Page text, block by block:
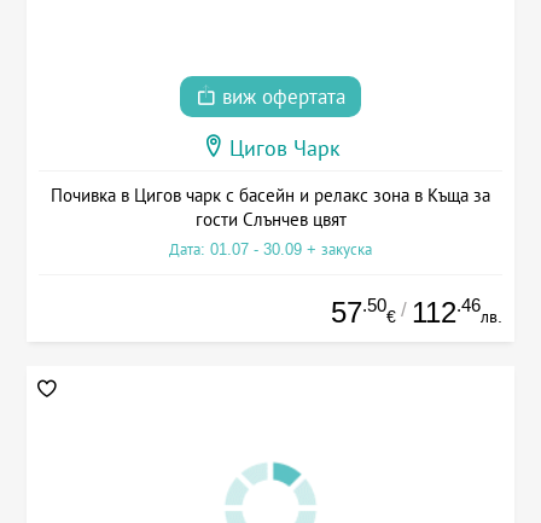
виж офертата
Цигов Чарк
Почивка в Цигов чарк с басейн и релакс зона в Къща за
гости Слънчев цвят
Дата: 01.07 - 30.09 + закуска
57.50
€ / 112.46
лв.